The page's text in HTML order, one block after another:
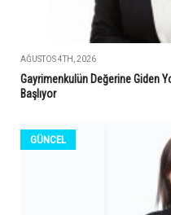
AĞUSTOS 4TH, 2026
Gayrimenkulün Değerine Giden
Başlıyor
GÜNCEL